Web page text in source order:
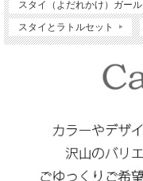
スタイ（よだれかけ）ガール
スタイとラトルセット